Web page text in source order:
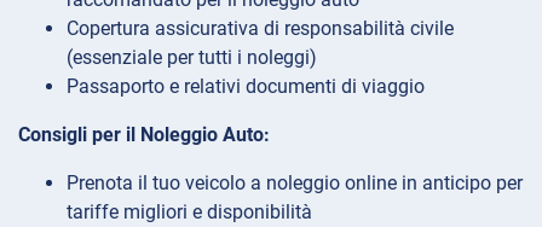
Copertura assicurativa di responsabilità civile
(essenziale per tutti i noleggi)
Passaporto e relativi documenti di viaggio
Consigli per il Noleggio Auto:
Prenota il tuo veicolo a noleggio online in anticipo per
tariffe migliori e disponibilità